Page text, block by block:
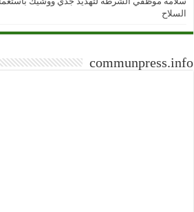
السلاح
communpress.info